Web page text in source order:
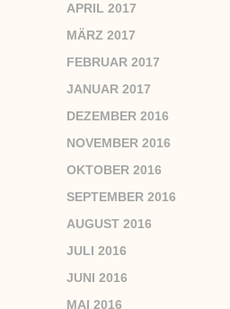
APRIL 2017
MÄRZ 2017
FEBRUAR 2017
JANUAR 2017
DEZEMBER 2016
NOVEMBER 2016
OKTOBER 2016
SEPTEMBER 2016
AUGUST 2016
JULI 2016
JUNI 2016
MAI 2016